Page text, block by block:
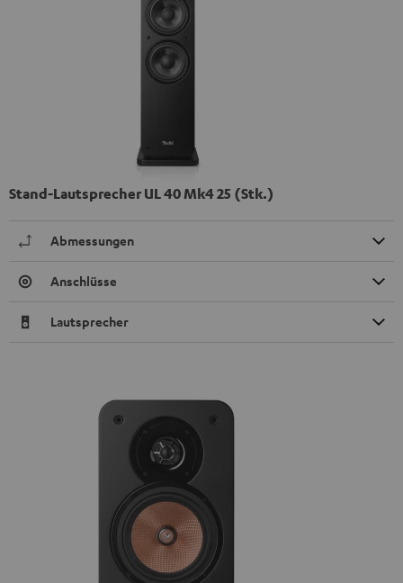
Stand-Lautsprecher UL 40 Mk4 25 (Stk.)
Abmessungen
Anschlüsse
Lautsprecher